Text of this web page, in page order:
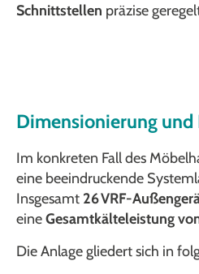
Schnittstellen präzise
Dimensionierung und
Im konkreten Fall des
eine beeindruckende
Insgesamt 26 VRF-
eineGesamtkälteleistung
Die Anlage gliedert sich in